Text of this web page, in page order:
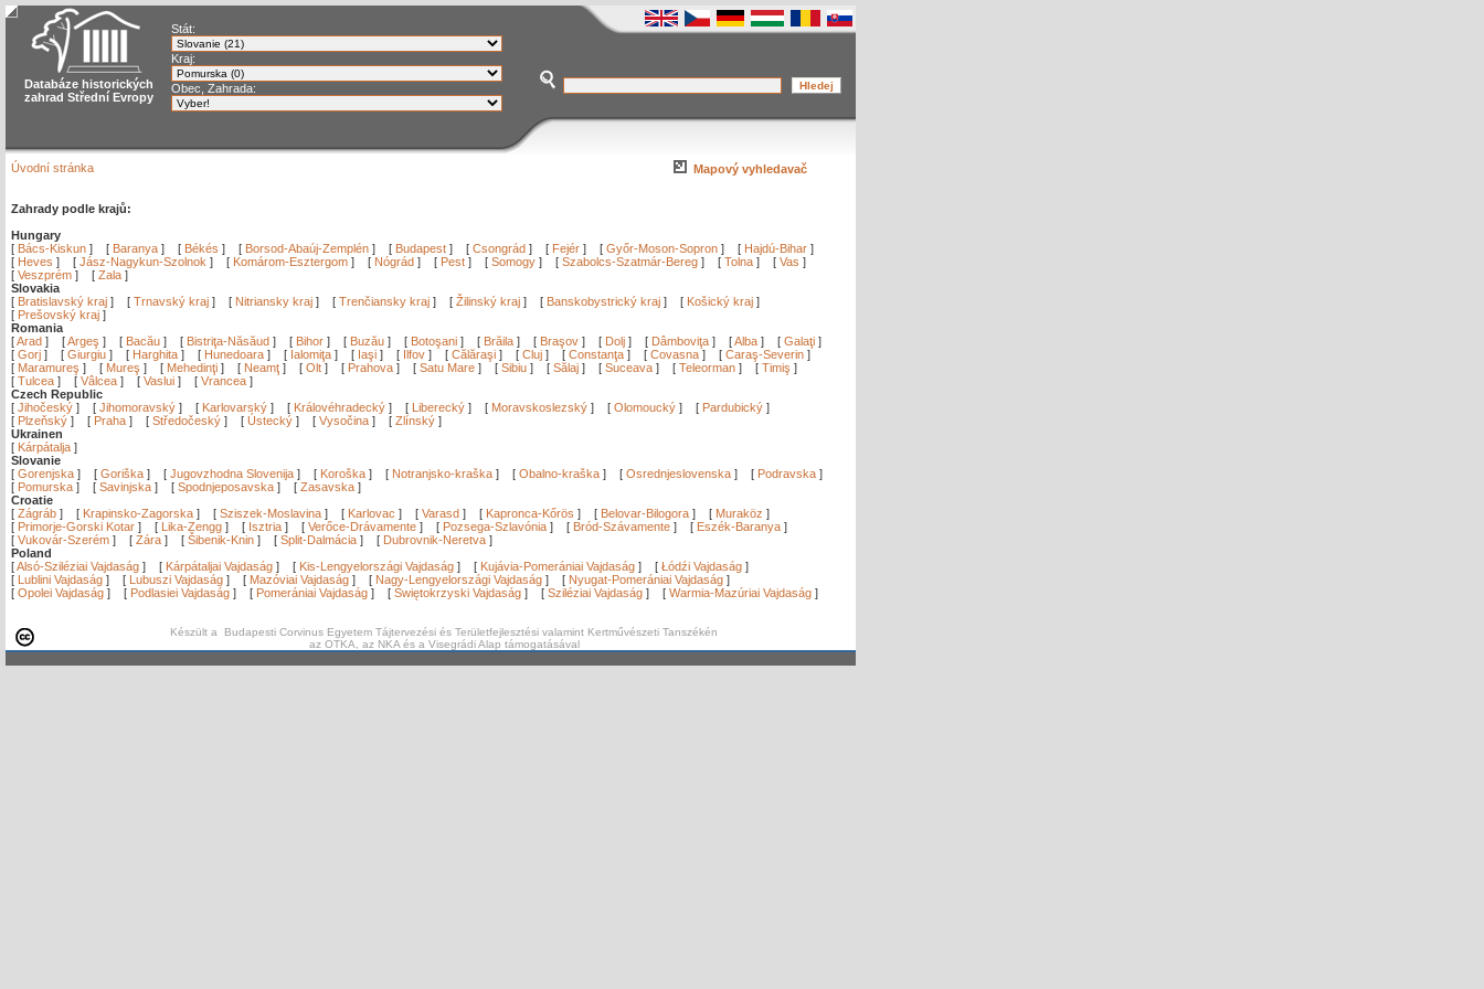
Databáze historických
zahrad Střední Evropy
Stát:
Kraj:
Obec, Zahrada:
Úvodní stránka Mapový vyhledavač
Zahrady podle krajů:
Hungary
[ Bács-Kiskun ] [ Baranya ] [ Békés ] [ Borsod-Abaúj-Zemplén ] [ Budapest ] [ Csongrád ] [ Fejér ] [ Győr-Moson-Sopron ] [ Hajdú-Bihar ]
[ Heves ] [ Jász-Nagykun-Szolnok ] [ Komárom-Esztergom ] [ Nógrád ] [ Pest ] [ Somogy ] [ Szabolcs-Szatmár-Bereg ] [ Tolna ] [ Vas ]
[ Veszprém ] [ Zala ]
Slovakia
[ Bratislavský kraj ] [ Trnavský kraj ] [ Nitriansky kraj ] [ Trenčiansky kraj ] [ Žilinský kraj ] [ Banskobystrický kraj ] [ Košický kraj ]
[ Prešovský kraj ]
Romania
[Arad ] [Argeş ] [ Bacău ] [ Bistriţa-Năsăud ] [ Bihor ] [ Buzău ] [ Botoşani ] [ Brăila ] [ Braşov ] [ Dolj ] [ Dâmboviţa ] [Alba ] [ Galaţi ]
[ Gorj ] [ Giurgiu ] [ Harghita ] [ Hunedoara ] [ Ialomiţa ] [ Iaşi ] [ Ilfov ] [ Călăraşi ] [ Cluj ] [ Constanţa ] [ Covasna ] [ Caraş-Severin ]
[ Maramureş ] [ Mureş ] [ Mehedinţi ] [ Neamţ ] [ Olt ] [ Prahova ] [ Satu Mare ] [ Sibiu ] [ Sălaj ] [ Suceava ] [ Teleorman ] [ Timiş ]
[ Tulcea ] [ Vâlcea ] [ Vaslui ] [ Vrancea ]
Czech Republic
[ Jihočeský ] [ Jihomoravský ] [ Karlovarský ] [ Královéhradecký ] [ Liberecký ] [ Moravskoslezský ] [ Olomoucký ] [ Pardubický ]
[ Plzeňský ] [ Praha ] [ Středočeský ] [ Ústecký ] [ Vysočina ] [ Zlínský ]
Ukrainen
[ Kárpátalja ]
Slovanie
[ Gorenjska ] [ Goriška ] [ Jugovzhodna Slovenija ] [ Koroška ] [ Notranjsko-kraška ] [ Obalno-kraška ] [ Osrednjeslovenska ] [ Podravska ]
[ Pomurska ] [ Savinjska ] [ Spodnjeposavska ] [ Zasavska ]
Croatie
[ Zágráb ] [ Krapinsko-Zagorska ] [ Sziszek-Moslavina ] [ Karlovac ] [ Varasd ] [ Kapronca-Kőrös ] [ Belovar-Bilogora ] [ Muraköz ]
[ Primorje-Gorski Kotar ] [ Lika-Zengg ] [ Isztria ] [ Verőce-Drávamente ] [ Pozsega-Szlavónia ] [ Bród-Szávamente ] [ Eszék-Baranya ]
[ Vukovár-Szerém ] [ Zára ] [ Šibenik-Knin ] [ Split-Dalmácia ] [ Dubrovnik-Neretva ]
Poland
[Alsó-Sziléziai Vajdaság ] [ Kárpátaljai Vajdaság ] [ Kis-Lengyelországi Vajdaság ] [ Kujávia-Pomerániai Vajdaság ] [ Łódźi Vajdaság ]
[ Lublini Vajdaság ] [ Lubuszi Vajdaság ] [ Mazóviai Vajdaság ] [ Nagy-Lengyelországi Vajdaság ] [ Nyugat-Pomerániai Vajdaság ]
[ Opolei Vajdaság ] [ Podlasiei Vajdaság ] [ Pomerániai Vajdaság ] [ Świętokrzyski Vajdaság ] [ Sziléziai Vajdaság ] [ Warmia-Mazúriai Vajdaság ]
Készült a Budapesti Corvinus Egyetem Tájtervezési és Területfejlesztési valamint Kertművészeti Tanszékén
az OTKA, az NKA és a Visegrádi Alap támogatásával